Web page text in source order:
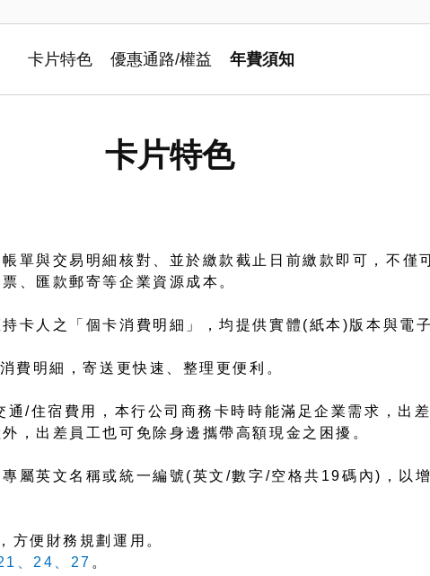
卡片特色 優惠通路/權益 年費須知
卡片特色
單與交易明細核對、並於繳款截止日前繳款即可，不僅
、匯款郵寄等企業資源成本。
卡人之「個卡消費明細」，均提供實體(紙本)版本與電
費明細，寄送更快速、整理更便利。
/住宿費用，本行公司商務卡時時能滿足企業需求，出
，出差員工也可免除身邊攜帶高額現金之困擾。
屬英文名稱或統一編號(英文/數字/空格共19碼內)，以
方便財務規劃運用。
、24、27 。